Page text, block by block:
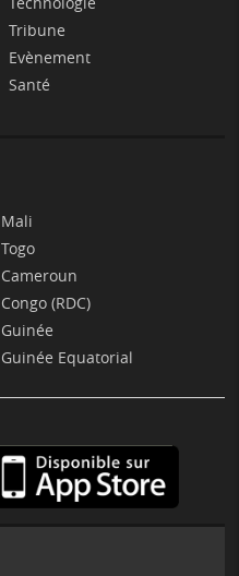
Tribune
Evènement
Santé
Mali
Togo
Cameroun
Congo (RDC)
Guinée
Guinée Equatorial